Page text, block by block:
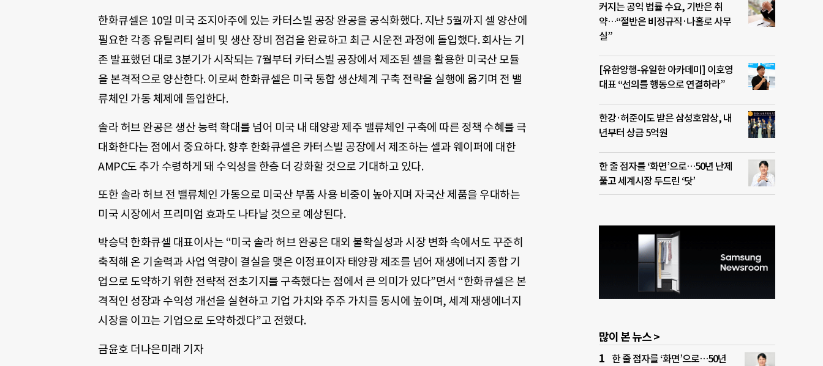
한화큐셀은 10일 미국 조지아주에 있는 카터스빌 공장 완공을 공식화했다. 지난 5월까지 셀 양산에
필요한 각종 유틸리티 설비 및 생산 장비 점검을 완료하고 최근 시운전 과정에 돌입했다. 회사는 기
존 발표했던 대로 3분기가 시작되는 7월부터 카터스빌 공장에서 제조된 셀을 활용한 미국산 모듈
을 본격적으로 양산한다. 이로써 한화큐셀은 미국 통합 생산체계 구축 전략을 실행에 옮기며 전 밸
류체인 가동 체제에 돌입한다.
솔라 허브 완공은 생산 능력 확대를 넘어 미국 내 태양광 제주 밸류체인 구축에 따른 정책 수혜를 극
대화한다는 점에서 중요하다. 향후 한화큐셀은 카터스빌 공장에서 제조하는 셀과 웨이퍼에 대한
AMPC도 추가 수령하게 돼 수익성을 한층 더 강화할 것으로 기대하고 있다.
또한 솔라 허브 전 밸류체인 가동으로 미국산 부품 사용 비중이 높아지며 자국산 제품을 우대하는
미국 시장에서 프리미엄 효과도 나타날 것으로 예상된다.
박승덕 한화큐셀 대표이사는 “미국 솔라 허브 완공은 대외 불확실성과 시장 변화 속에서도 꾸준히
축적해 온 기술력과 사업 역량이 결실을 맺은 이정표이자 태양광 제조를 넘어 재생에너지 종합 기
업으로 도약하기 위한 전략적 전초기지를 구축했다는 점에서 큰 의미가 있다”면서 “한화큐셀은 본
격적인 성장과 수익성 개선을 실현하고 기업 가치와 주주 가치를 동시에 높이며, 세계 재생에너지
시장을 이끄는 기업으로 도약하겠다”고 전했다.
금윤호 더나은미래 기자
커지는 공익 법률 수요, 기반은 취
약…“절반은 비정규직·나홀로 사무
실”
[유한양행-유일한 아카데미] 이호영
대표 “선의를 행동으로 연결하라”
한강·허준이도 받은 삼성호암상, 내
년부터 상금 5억원
한 줄 점자를 ‘화면’으로…50년 난제
풀고 세계시장 두드린 ‘닷’
많이 본 뉴스 >
한 줄 점자를 ‘화면’으로…50년